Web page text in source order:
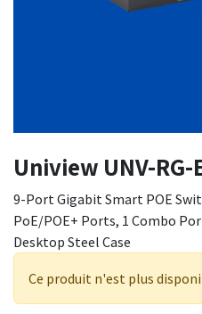
Uniview UNV-RG-
9-Port Gigabit Smart POE
PoE/POE+ Ports, 1 Combo
Desktop Steel Case
Ce produit n'est plus